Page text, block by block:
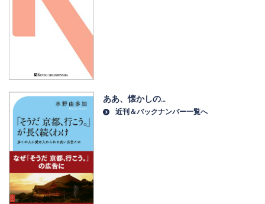
ああ、懐かしの…
近刊＆バックナンバー一覧へ